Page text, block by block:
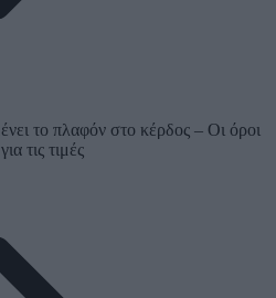
το πλαφόν στο κέρδος – Οι όροι
τις τιμές